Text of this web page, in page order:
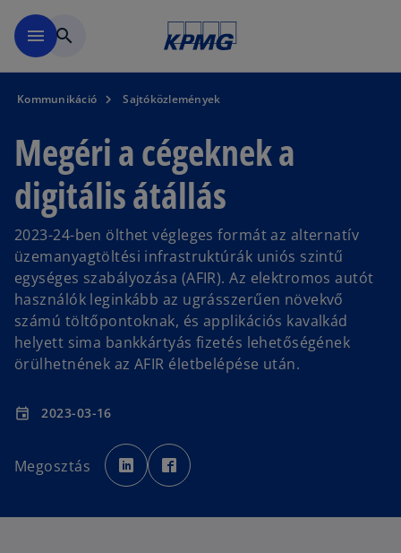
menu search
Kommunikáció Sajtóközlemények
Megéri a cégeknek a
digitális átállás
2023-24-ben ölthet végleges formát az alternatív
üzemanyagtöltési infrastruktúrák uniós szintű
egységes szabályozása (AFIR). Az elektromos autót
használók leginkább az ugrásszerűen növekvő
számú töltőpontoknak, és applikációs kavalkád
helyett sima bankkártyás fizetés lehetőségének
örülhetnének az AFIR életbelépése után.
event 2023-03-16
Megosztás
o
p
e
n
p
e